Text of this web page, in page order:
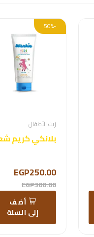
-50%
زيت الأطفال
بلانكي كريم
EGP250.00
EGP300.00
أضف
إلى السلة